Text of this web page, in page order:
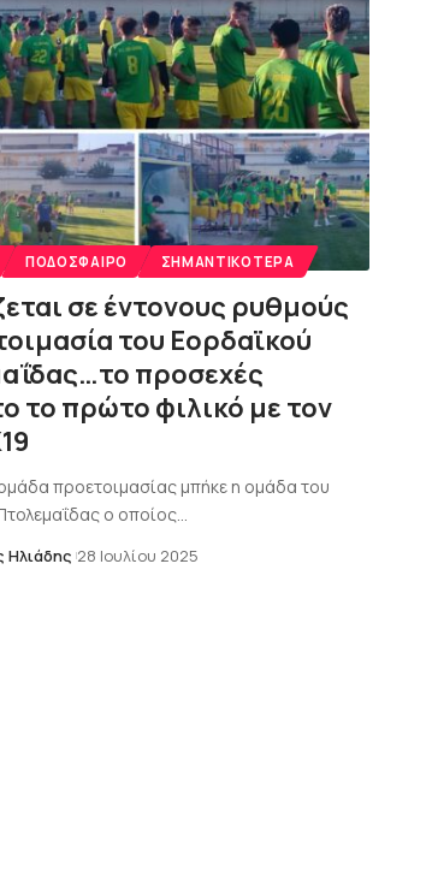
ΠΟΔΌΣΦΑΙΡΟ ΣΗΜΑΝΤΙΚΌΤΕΡΑ
σε έντονους ρυθμούς
του Εορδαϊκού
προσεχές
το πρώτο φιλικό με τον
προετοιμασίας μπήκε η ομάδα του
ο οποίος…
Ηλιάδης 28 Ιουλίου 2025